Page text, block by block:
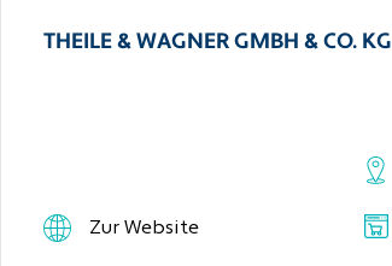
THEILE & WAGNER GMBH & CO. KG
Zur Website